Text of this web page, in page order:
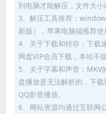
到电脑才能解压，文件大小
3、解压工具推荐：
新版），苹果电脑端推荐使
4、关于下载和转存：下载
网盘VIP会员下载，本站不
5、关于字幕和声音：MKV
盘播放是无法解析的，下
QQ影音播放。
6、网站资源均通过互联网